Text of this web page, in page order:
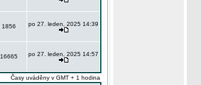
1856 po 27. leden, 2025 14:39
16665 po 27. leden, 2025 14:57
Časy uváděny v GMT + 1 hodina